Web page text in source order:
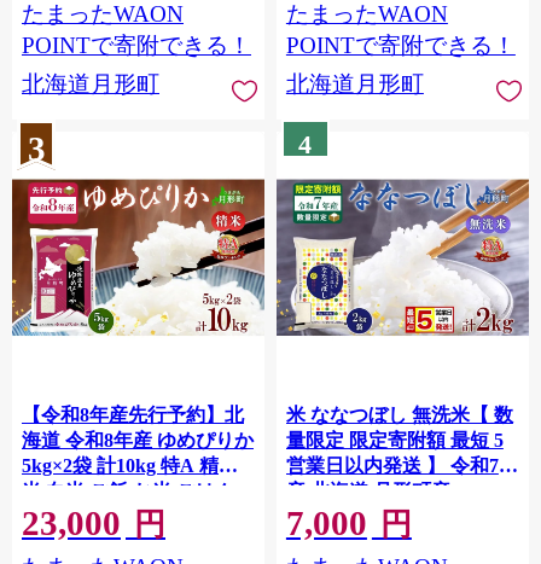
A 北海道産 北海道米
たまったWAON
POINTで寄附できる！
北海道月形町
特A 北海道産 北海道米
たまったWAON
POINTで寄附できる！
北海道月形町
3
【令和8年産先行予約】北
海道 令和8年産 ゆめぴりか
5kg×2袋 計10kg 特A 精米
米 白米 ご飯 お米 ごはん
国産 ブランド米 肉料理 ギ
フト 常温 お取り寄せ 産地
23,000 円
4
米 ななつぼし 無洗米【 数
量限定 限定寄附額 最短 5
営業日以内発送 】 令和7年
産 北海道 月形町産
2kg(2kg×1袋) 白米 お米 こ
め コメ おこめ 最短配送 特
7,000 円